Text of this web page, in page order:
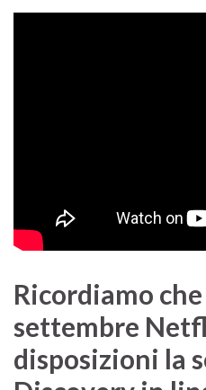
Ricordiamo
settembre
disposizioni la